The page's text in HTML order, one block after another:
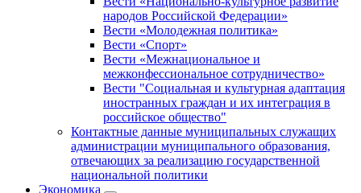
народов Российской Федерации»
Вести «Молодежная политика»
Вести «Спорт»
Вести «Межнациональное и
межконфессиональное сотрудничество»
Вести "Социальная и культурная адаптация
иностранных граждан и их интеграция в
российское общество"
Контактные данные муниципальных служащих
администрации муниципального образования,
отвечающих за реализацию государственной
национальной политики
Экономика